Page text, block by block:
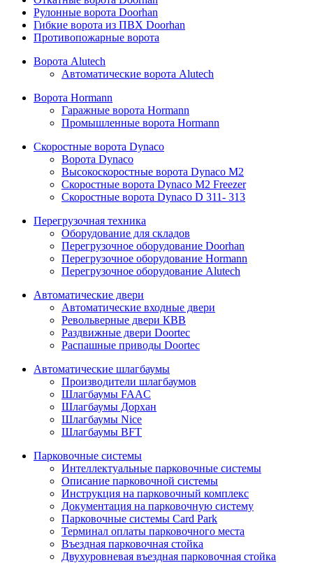
Рулонные ворота Doorhan
Гибкие ворота из ПВХ Doorhan
Противопожарные ворота
Ворота Alutech
Автоматические ворота Alutech
Ворота Hormann
Гаражные ворота Hormann
Промышленные ворота Hormann
Скоростные ворота Dynaco
Ворота Dynaco
Высокоскоростные ворота Dynaco М2
Скоростные ворота Dynaco М2 Freezer
Скоростные ворота Dynaco D 311- 313
Перегрузочная техника
Оборудование для складов
Перегрузочное оборудование Doorhan
Перегрузочное оборудование Hormann
Перегрузочное оборудование Alutech
Автоматические двери
Автоматические входные двери
Револьверные двери КВВ
Раздвижные двери Doortec
Распашные приводы Doortec
Автоматические шлагбаумы
Производители шлагбаумов
Шлагбаумы FAAC
Шлагбаумы Дорхан
Шлагбаумы Nice
Шлагбаумы BFT
Парковочные системы
Интеллектуальные парковочные системы
Описание парковочной системы
Инструкция на парковочный комплекс
Документация на парковочную систему
Парковочные системы Card Park
Терминал оплаты парковочного места
Въездная парковочная стойка
Двухуровневая въездная парковочная стойка